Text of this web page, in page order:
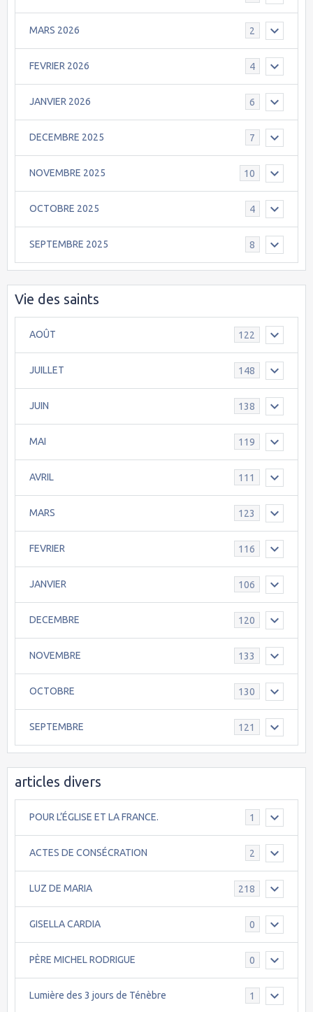
MARS 2026 2
FEVRIER 2026 4
JANVIER 2026 6
DECEMBRE 2025 7
NOVEMBRE 2025 10
OCTOBRE 2025 4
SEPTEMBRE 2025 8
Vie des saints
AOÛT 122
JUILLET 148
JUIN 138
MAI 119
AVRIL 111
MARS 123
FEVRIER 116
JANVIER 106
DECEMBRE 120
NOVEMBRE 133
OCTOBRE 130
SEPTEMBRE 121
articles divers
POUR L’ÉGLISE ET LA FRANCE. 1
ACTES DE CONSÉCRATION 2
LUZ DE MARIA 218
GISELLA CARDIA 0
PÈRE MICHEL RODRIGUE 0
Lumière des 3 jours de Ténèbre 1